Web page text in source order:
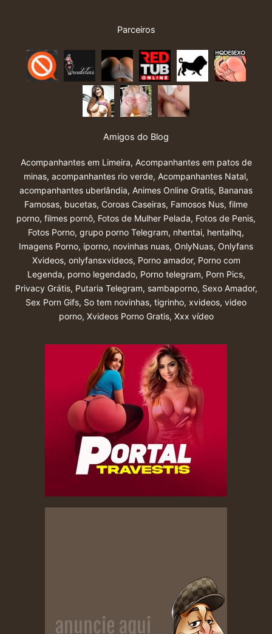
Parceiros
Amigos do Blog
Acompanhantes em Limeira, Acompanhantes em patos de
minas, acompanhantes rio verde, Acompanhantes Natal,
acompanhantes uberlândia, Animes Online Gratis, Bananas
Famosas, bucetas, Coroas Caseiras, Famosos Nus, filme
porno, filmes pornô, Fotos de Mulher Pelada, Fotos de Penis,
Fotos Porno, grupo porno Telegram, nhentai, hentaihq,
Imagens Porno, iporno, novinhas nuas, OnlyNuas, Onlyfans
Xvideos, onlyfansxvideos, Porno amador, Porno com
Legenda, porno legendado, Porno telegram, Porn Pics,
Privacy Grátis, Putaria Telegram, sambaporno, Sexo Amador,
Sex Porn Gifs, So tem novinhas, tigrinho, xvideos, video
porno, Xvideos Porno Gratis, Xxx vídeo